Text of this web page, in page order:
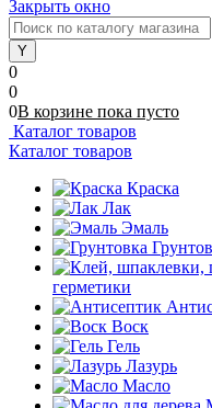
Закрыть окно
0
0
0В корзине пока пусто
Каталог товаров
Каталог товаров
Краска
Лак
Эмаль
герметики
Воск
Гель
Лазурь
Масло